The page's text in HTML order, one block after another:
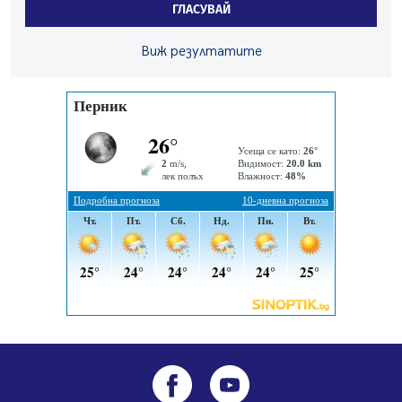
05.08.2026, 09:06
05.08.2026, 09:02
Млади мъже от Перник в инициатива „Перник
подкрепя своите пенсионери“
5 случая на хепатит от началото на юли до сега в
05.08.2026, 00:32
ГЛАСУВАЙ
Виж резултатите